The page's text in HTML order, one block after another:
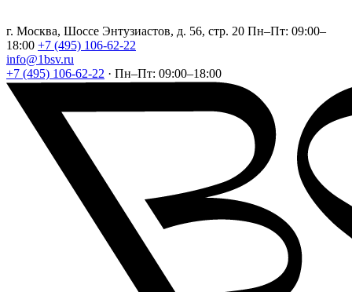
г. Москва, Шоссе Энтузиастов, д. 56, стр. 20 Пн–Пт: 09:00–
18:00 +7 (495) 106-62-22
info@1bsv.ru
+7 (495) 106-62-22 · Пн–Пт: 09:00–18:00